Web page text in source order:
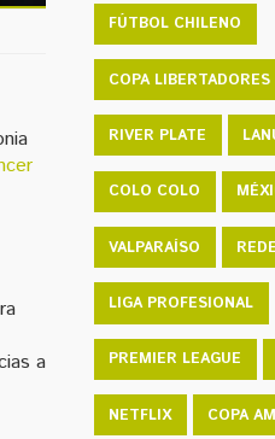
a
FÚTBOL CHILENO
COPA LIBERTADORES
RIVER PLATE
COLO COLO
VALPARAÍSO
LIGA PROFESIONAL
PREMIER LEAGUE
NETFLIX COPA